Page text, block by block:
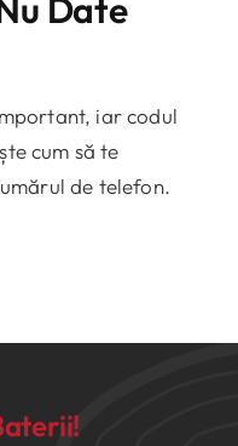
Date
iar codul
cum să te
de telefon.